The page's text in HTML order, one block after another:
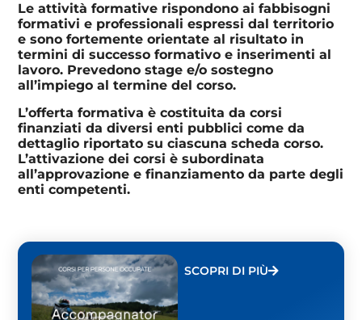
Le attività formative rispondono ai fabbisogni
formativi e professionali espressi dal territorio
e sono fortemente orientate al risultato in
termini di successo formativo e inserimenti al
lavoro. Prevedono stage e/o sostegno
all’impiego al termine del corso.
L’offerta formativa è costituita da corsi
finanziati da diversi enti pubblici come da
dettaglio riportato su ciascuna scheda corso.
L’attivazione dei corsi è subordinata
all’approvazione e finanziamento da parte degli
enti competenti.
SCOPRI DI PIÙ